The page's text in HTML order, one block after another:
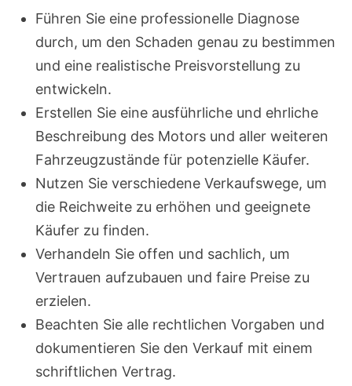
Führen Sie eine professionelle Diagnose
durch, um den Schaden genau zu bestimmen
und eine realistische Preisvorstellung zu
entwickeln.
Erstellen Sie eine ausführliche und ehrliche
Beschreibung des Motors und aller weiteren
Fahrzeugzustände für potenzielle Käufer.
Nutzen Sie verschiedene Verkaufswege, um
die Reichweite zu erhöhen und geeignete
Käufer zu finden.
Verhandeln Sie offen und sachlich, um
Vertrauen aufzubauen und faire Preise zu
erzielen.
Beachten Sie alle rechtlichen Vorgaben und
dokumentieren Sie den Verkauf mit einem
schriftlichen Vertrag.